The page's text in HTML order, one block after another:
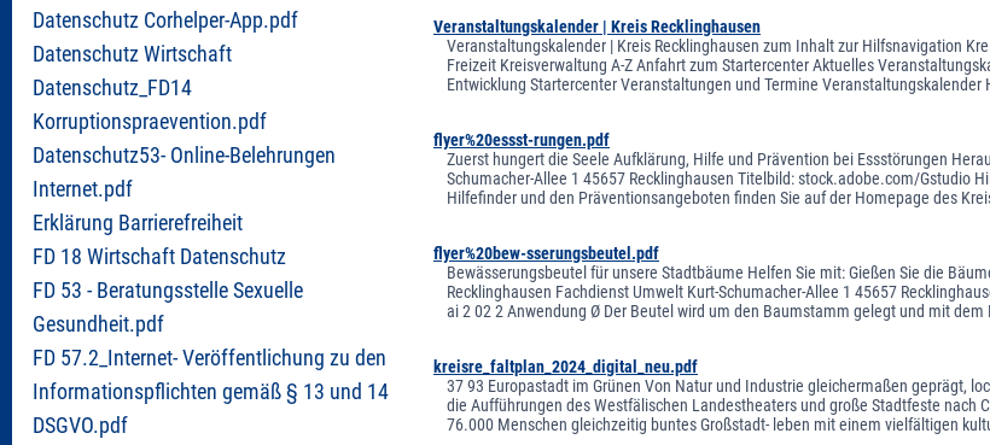
Datenschutz Corhelper-App.pdf
Datenschutz Wirtschaft
Datenschutz_FD14
Korruptionspraevention.pdf
Datenschutz53- Online-Belehrungen
Internet.pdf
Erklärung Barrierefreiheit
FD 18 Wirtschaft Datenschutz
FD 53 - Beratungsstelle Sexuelle
Gesundheit.pdf
FD 57.2_Internet- Veröffentlichung zu den
Informationspflichten gemäß § 13 und 14
DSGVO.pdf
Veranstaltungskalender | Kreis Recklinghausen
Veranstaltungskalender | Kreis Recklinghausen zum Inhalt zur Hilfsnavigation
Freizeit Kreisverwaltung A-Z Anfahrt zum Startercenter Aktuelles
Entwicklung Startercenter Veranstaltungen und Termine
flyer%20essst-rungen.pdf
Zuerst hungert die Seele Aufklärung, Hilfe und Prävention bei Essstörungen
Schumacher-Allee 1 45657 Recklinghausen Titelbild: stock.adobe.com/Gstudio
Hilfefinder und den Präventionsangeboten finden Sie auf der Homepage des
flyer%20bew-sserungsbeutel.pdf
Bewässerungsbeutel für unsere Stadtbäume Helfen Sie mit: Gießen Sie die
Recklinghausen Fachdienst Umwelt Kurt-Schumacher-Allee 1 45657
ai 2 02 2 Anwendung Ø Der Beutel wird um den Baumstamm gelegt und mit dem
kreisre_faltplan_2024_digital_neu.pdf
37 93 Europastadt im Grünen Von Natur und Industrie gleichermaßen geprägt,
die Aufführungen des Westfälischen Landestheaters und große Stadtfeste nach
76.000 Menschen gleichzeitig buntes Großstadt- leben mit einem vielfältigen